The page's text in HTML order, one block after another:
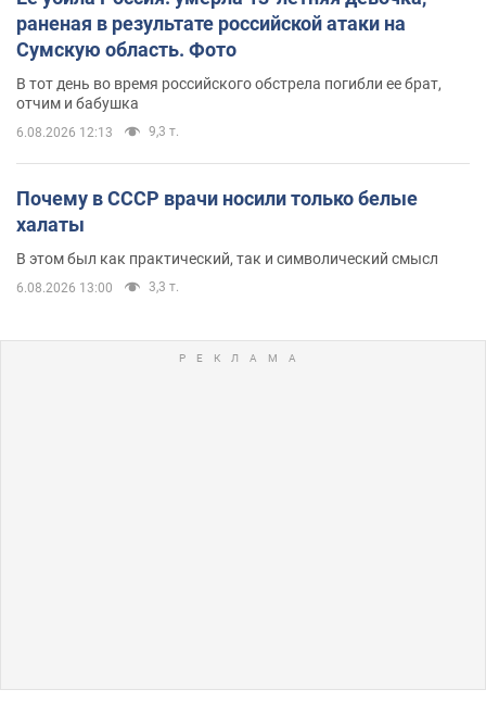
раненая в результате российской атаки на
Сумскую область. Фото
В тот день во время российского обстрела погибли ее брат,
отчим и бабушка
6.08.2026 12:13 9,3 т.
Почему в СССР врачи носили только белые
халаты
В этом был как практический, так и символический смысл
6.08.2026 13:00 3,3 т.